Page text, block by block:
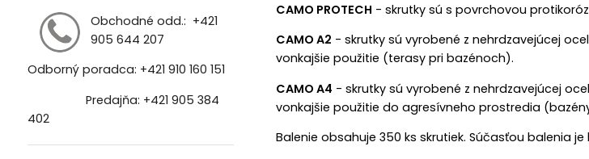
Obchodné odd.: +421
905 644 207
Odborný poradca: +421 910 160 151
Predajňa: +421 905 384
402
CAMO PROTECH - skrutky sú s povrchovou
CAMO A2 - skrutky sú vyrobené z nehrdzavejúcej
vonkajšie použitie (terasy pri bazénoch).
CAMO A4 - skrutky sú vyrobené z nehrdzavejúcej
vonkajšie použitie do agresívneho prostredia
Balenie obsahuje 350 ks skrutiek. Súčasťou balenia